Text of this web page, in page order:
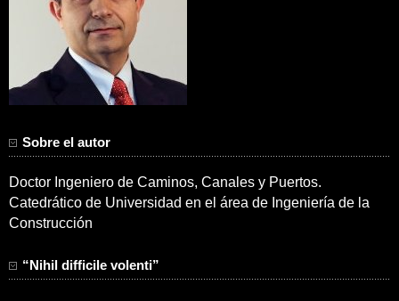
Sobre el autor
Doctor Ingeniero de Caminos, Canales y Puertos.
Catedrático de Universidad en el área de Ingeniería de la
Construcción
“Nihil difficile volenti”